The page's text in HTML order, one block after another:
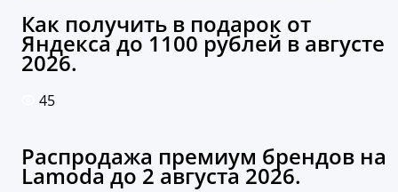
Как получить в подарок от
Яндекса до 1100 рублей в августе
2026.
45
Распродажа премиум брендов на
Lamoda до 2 августа 2026.